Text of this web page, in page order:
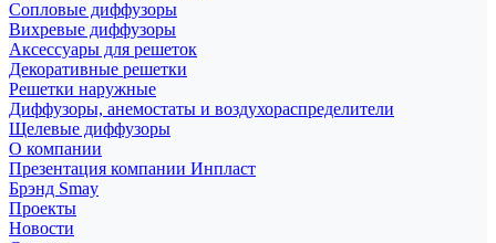
Сопловые диффузоры
Вихревые диффузоры
Аксессуары для решеток
Декоративные решетки
Решетки наружные
Диффузоры, анемостаты и воздухораспределители
Щелевые диффузоры
О компании
Презентация компании Инпласт
Брэнд Smay
Проекты
Новости